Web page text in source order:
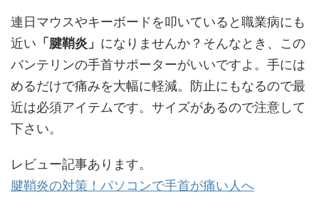
連日マウスやキーボードを叩いていると職業病にも
近い 「腱鞘炎」 になりませんか？そんなとき、この
バンテリンの手首サポーターがいいですよ。手には
めるだけで痛みを大幅に軽減。防止にもなるので最
近は必須アイテムです。サイズがあるので注意して
下さい。
レビュー記事あります。
腱鞘炎の対策！パソコンで手首が痛い人へ